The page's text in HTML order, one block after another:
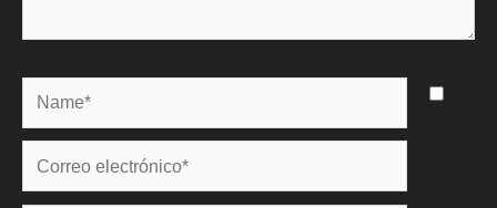
Name*
Correo
electrónico*